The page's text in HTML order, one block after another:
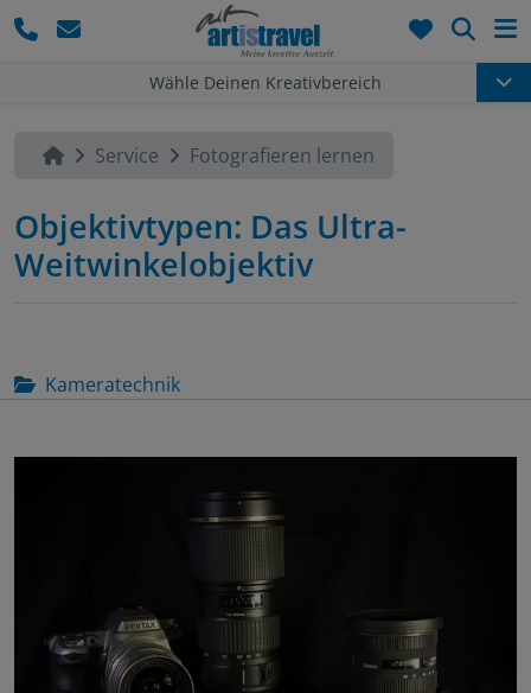
Wähle Deinen Kreativbereich
Service Fotografieren lernen
Objektivtypen: Das Ultra-
Weitwinkelobjektiv
Kameratechnik